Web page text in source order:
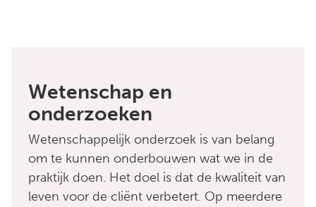
Wetenschap en
onderzoeken
Wetenschappelijk onderzoek is van belang
om te kunnen onderbouwen wat we in de
praktijk doen. Het doel is dat de kwaliteit van
leven voor de cliënt verbetert. Op meerdere